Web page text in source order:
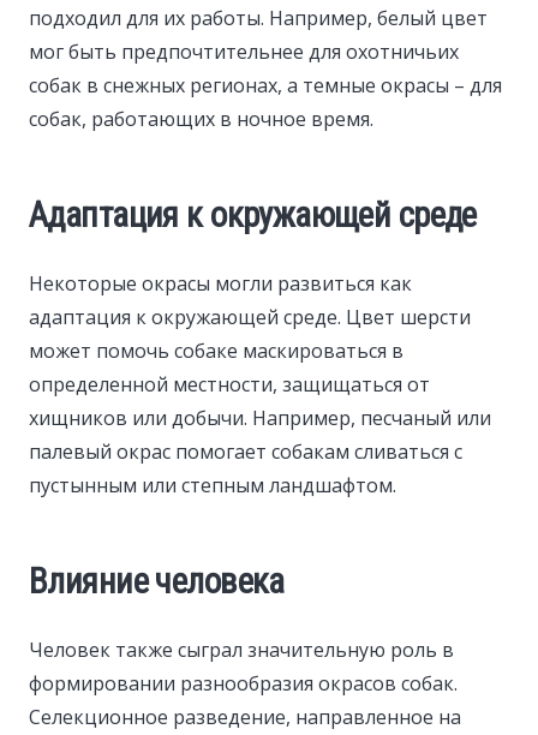
подходил для их работы. Например, белый цвет
мог быть предпочтительнее для охотничьих
собак в снежных регионах, а темные окрасы – для
собак, работающих в ночное время.
Адаптация к окружающей среде
Некоторые окрасы могли развиться как
адаптация к окружающей среде. Цвет шерсти
может помочь собаке маскироваться в
определенной местности, защищаться от
хищников или добычи. Например, песчаный или
палевый окрас помогает собакам сливаться с
пустынным или степным ландшафтом.
Влияние человека
Человек также сыграл значительную роль в
формировании разнообразия окрасов собак.
Селекционное разведение, направленное на